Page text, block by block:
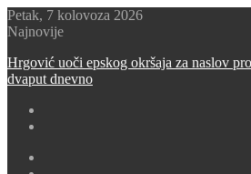
Petak, 7 kolovoza 2026
Najnovije
Hrgović uoči epskog okršaja za naslov
dvaput dnevno